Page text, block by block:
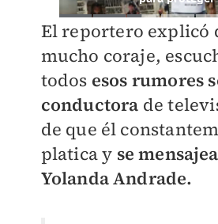
El reportero explicó
mucho coraje,
todos esos rumores
conductora de
de que él
platica y se
Yolanda Andrade.